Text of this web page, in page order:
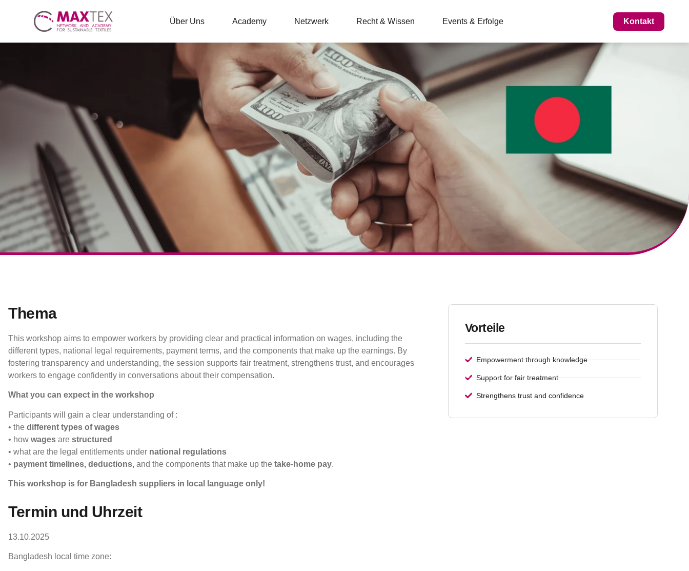
Über Uns Academy Netzwerk Recht & Wissen Events & Erfolge Kontakt
Thema
This workshop aims to empower workers by providing clear and practical information on wages, including the
different types, national legal requirements, payment terms, and the components that make up the earnings. By
fostering transparency and understanding, the session supports fair treatment, strengthens trust, and encourages
workers to engage confidently in conversations about their compensation.
What you can expect in the workshop
Participants will gain a clear understanding of :
• the different types of wages
• how wages are structured
• what are the legal entitlements under national regulations
• payment timelines, deductions, and the components that make up the take-home pay.
This workshop is for Bangladesh suppliers in local language only!
Termin und Uhrzeit
13.10.2025
Bangladesh local time zone:
Vorteile
Empowerment through knowledge
Support for fair treatment
Strengthens trust and confidence